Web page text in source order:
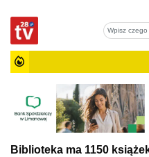
Biblioteka ma 1150